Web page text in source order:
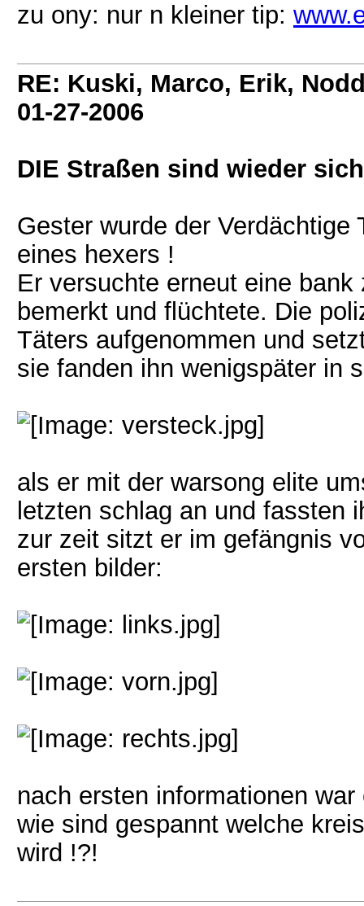
zu ony: nur n kleiner tip:
RE: Kuski, Marco, Erik,
01-27-2006
DIE Straßen sind wieder
Gester wurde der
eines hexers !
Er versuchte erneut eine
bemerkt und flüchtete. Die
Täters aufgenommen und
sie fanden ihn wenigspäter in
als er mit der warsong elite
letzten schlag an und fassten
zur zeit sitzt er im gefängnis
ersten bilder:
nach ersten informationen
wie sind gespannt welche
wird !?!